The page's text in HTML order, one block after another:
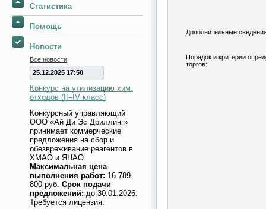
Статистика
Помощь
Новости
Все новости
25.12.2025 17:50
Конкурс на утилизацию хим.
отходов (II–IV класс)
Конкурсный управляющий
ООО «Ай Ди Эс Дриллинг»
принимает коммерческие
предложения на сбор и
обезвреживание реагентов в
ХМАО и ЯНАО.
Максимальная цена
выполнения работ: 16 789
800 руб. Срок подачи
предложений: до 30.01.2026.
Требуется лицензия.
Дополнительные
Порядок и критерии
торгов: